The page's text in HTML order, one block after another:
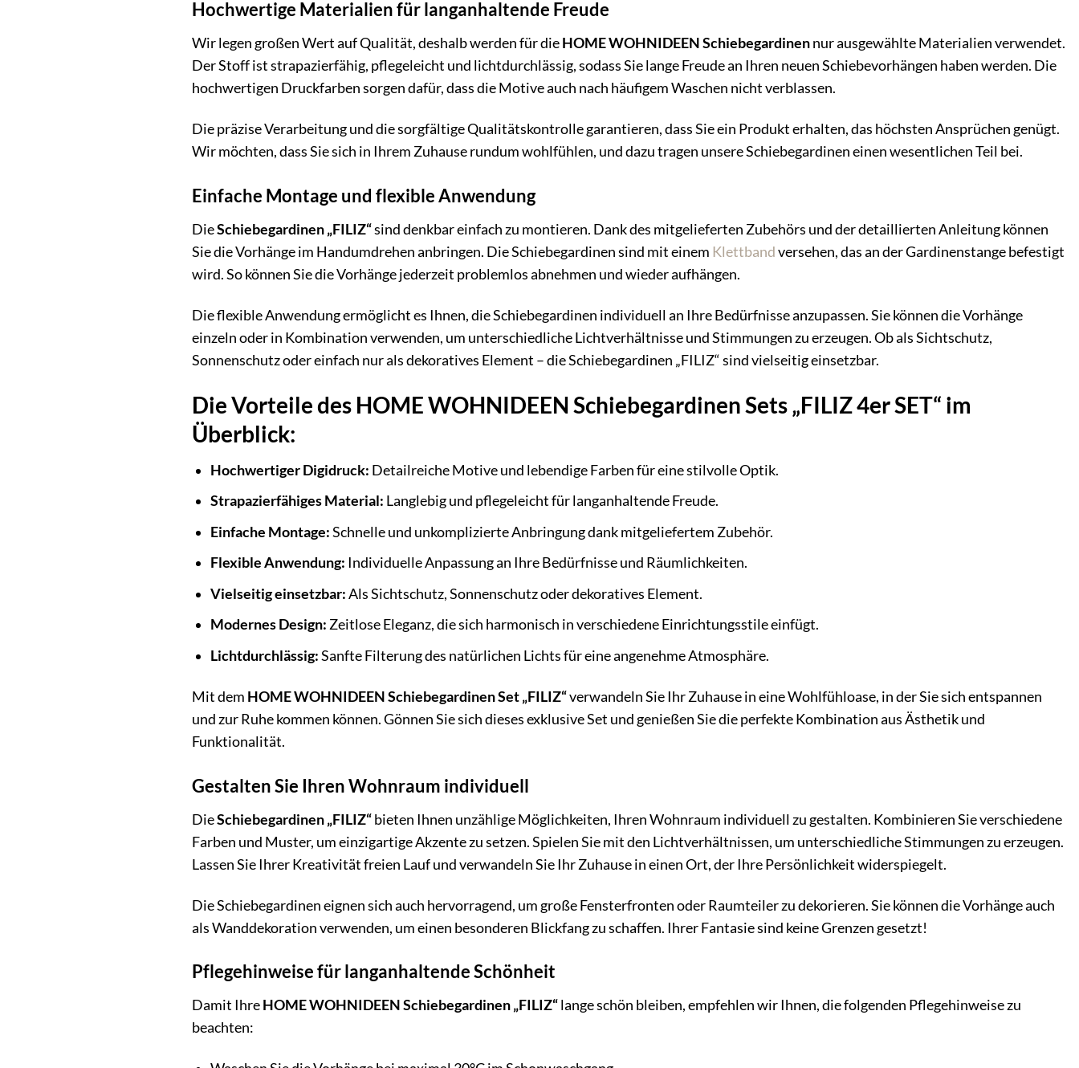
Hochwertige Materialien für langanhaltende Freude
Wir legen großen Wert auf Qualität, deshalb werden für dieHOME WOHNIDEEN Schiebegardinennur ausgewählte Materialien verwendet.
Der Stoff ist strapazierfähig, pflegeleicht und lichtdurchlässig, sodass Sie lange Freude an Ihren neuen Schiebevorhängen haben werden. Die
hochwertigen Druckfarben sorgen dafür, dass die Motive auch nach häufigem Waschen nicht verblassen.
Die präzise Verarbeitung und die sorgfältige Qualitätskontrolle garantieren, dass Sie ein Produkt erhalten, das höchsten Ansprüchen genügt.
Wir möchten, dass Sie sich in Ihrem Zuhause rundum wohlfühlen, und dazu tragen unsere Schiebegardinen einen wesentlichen Teil bei.
Einfache Montage und flexible Anwendung
DieSchiebegardinen „FILIZ“sind denkbar einfach zu montieren. Dank des mitgelieferten Zubehörs und der detaillierten Anleitung können
Sie die Vorhänge im Handumdrehen anbringen. Die Schiebegardinen sind mit einem Klettbandversehen, das an der Gardinenstange befestigt
wird. So können Sie die Vorhänge jederzeit problemlos abnehmen und wieder aufhängen.
Die flexible Anwendung ermöglicht es Ihnen, die Schiebegardinen individuell an Ihre Bedürfnisse anzupassen. Sie können die Vorhänge
einzeln oder in Kombination verwenden, um unterschiedliche Lichtverhältnisse und Stimmungen zu erzeugen. Ob als Sichtschutz,
Sonnenschutz oder einfach nur als dekoratives Element – die Schiebegardinen „FILIZ“ sind vielseitig einsetzbar.
Die Vorteile des HOME WOHNIDEEN Schiebegardinen Sets „FILIZ 4er SET“ im
Überblick:
Hochwertiger Digidruck: Detailreiche Motive und lebendige Farben für eine stilvolle Optik.
Strapazierfähiges Material: Langlebig und pflegeleicht für langanhaltende Freude.
Einfache Montage:Schnelle und unkomplizierte Anbringung dank mitgeliefertem Zubehör.
Flexible Anwendung: Individuelle Anpassung an Ihre Bedürfnisse und Räumlichkeiten.
Vielseitig einsetzbar:Als Sichtschutz, Sonnenschutz oder dekoratives Element.
Modernes Design:Zeitlose Eleganz, die sich harmonisch in verschiedene Einrichtungsstile einfügt.
Lichtdurchlässig:Sanfte Filterung des natürlichen Lichts für eine angenehme Atmosphäre.
Mit dem HOME WOHNIDEEN Schiebegardinen Set „FILIZ“verwandeln Sie Ihr Zuhause in eine Wohlfühloase, in der Sie sich entspannen
und zur Ruhe kommen können. Gönnen Sie sich dieses exklusive Set und genießen Sie die perfekte Kombination aus Ästhetik und
Funktionalität.
Gestalten Sie Ihren Wohnraum individuell
DieSchiebegardinen „FILIZ“bieten Ihnen unzählige Möglichkeiten, Ihren Wohnraum individuell zu gestalten. Kombinieren Sie verschiedene
Farben und Muster, um einzigartige Akzente zu setzen. Spielen Sie mit den Lichtverhältnissen, um unterschiedliche Stimmungen zu erzeugen.
Lassen Sie Ihrer Kreativität freien Lauf und verwandeln Sie Ihr Zuhause in einen Ort, der Ihre Persönlichkeit widerspiegelt.
Die Schiebegardinen eignen sich auch hervorragend, um große Fensterfronten oder Raumteiler zu dekorieren. Sie können die Vorhänge auch
als Wanddekoration verwenden, um einen besonderen Blickfang zu schaffen. Ihrer Fantasie sind keine Grenzen gesetzt!
Pflegehinweise für langanhaltende Schönheit
Damit IhreHOME WOHNIDEEN Schiebegardinen „FILIZ“lange schön bleiben, empfehlen wir Ihnen, die folgenden Pflegehinweise zu
beachten: